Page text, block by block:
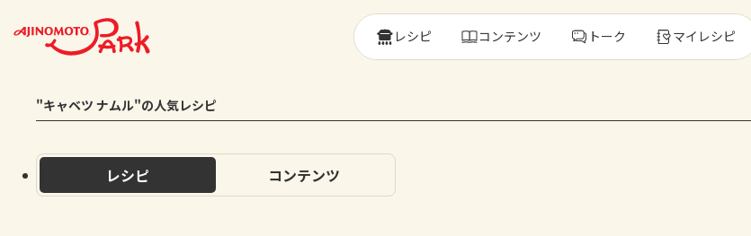
レシピ コンテンツ トーク マイレシピ
"キャベツ ナムル"の人気レシピ
レシピ コンテンツ